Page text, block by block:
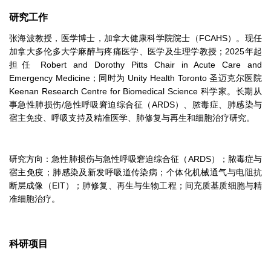
研究工作
张海波教授，医学博士，加拿大健康科学院院士（FCAHS）。现任
加拿大多伦多大学麻醉与疼痛医学、医学及生理学教授；2025年起
担任 Robert and Dorothy Pitts Chair in Acute Care and
Emergency Medicine；同时为 Unity Health Toronto 圣迈克尔医院
Keenan Research Centre for Biomedical Science 科学家。长期从
事急性肺损伤/急性呼吸窘迫综合征（ARDS）、脓毒症、肺感染与
宿主免疫、呼吸支持及精准医学、肺修复与再生和细胞治疗研究。
研究方向：急性肺损伤与急性呼吸窘迫综合征（ARDS）；脓毒症与
宿主免疫；肺感染及新发呼吸道传染病；个体化机械通气与电阻抗
断层成像（EIT）；肺修复、再生与生物工程；间充质基质细胞与精
准细胞治疗。
科研项目